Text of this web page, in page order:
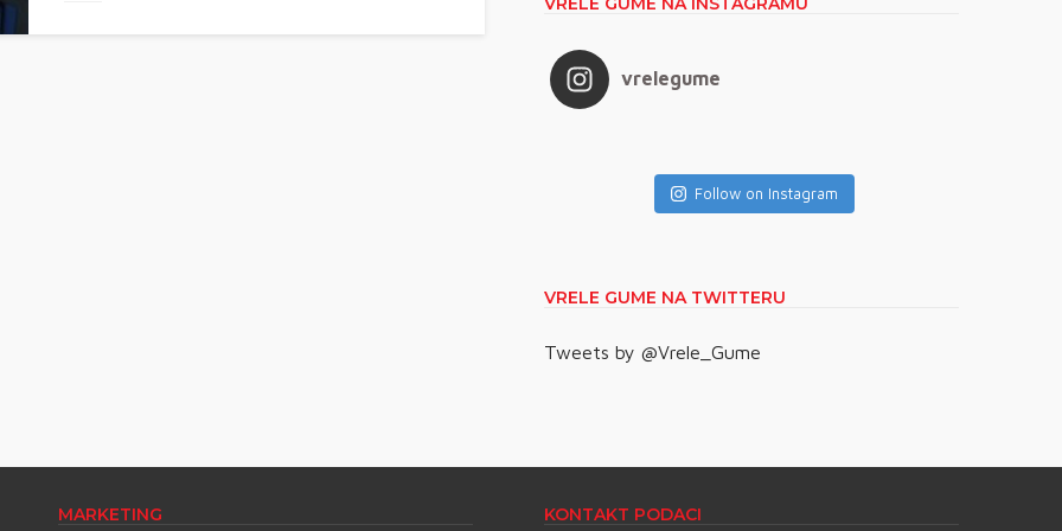
vrelegume
Follow on Instagram
VRELE GUME NA TWITTERU
Tweets by @Vrele_Gume
MARKETING KONTAKT PODACI